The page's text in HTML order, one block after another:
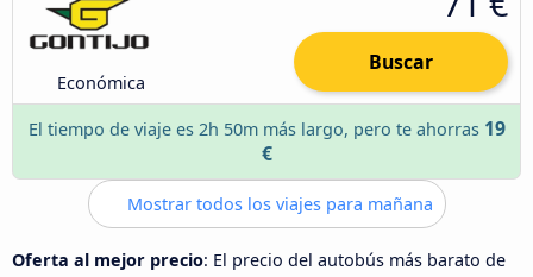
Económica
Buscar
El tiempo de viaje es 2h 50m más largo, pero te ahorras 19
€
Mostrar todos los viajes para mañana
Oferta al mejor precio: El precio del autobús más barato de